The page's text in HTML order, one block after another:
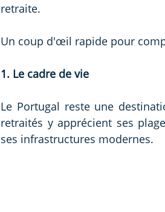
retraite.
Un coup d'œil rapide pour
1. Le cadre de vie
Le Portugal reste une
retraités y apprécient ses
ses infrastructures modernes.